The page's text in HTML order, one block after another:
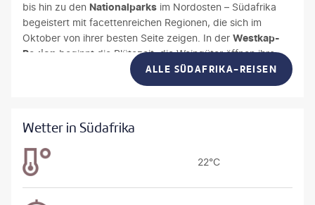
bis hin zu den Nationalparks im Nordosten – Südafrika
begeistert mit facettenreichen Regionen, die sich im
Oktober von ihrer besten Seite zeigen. In der Westkap-
Region beginnt die Blütezeit, die Weingüter öffnen ihre
Terrassen, und entlang derGarden Routeerwartet Sie ein
Mix aus grüner Landschaft und maritimer Atmosphäre.
ALLE SÜDAFRIKA-REISEN
Wetter in Südafrika
22°C